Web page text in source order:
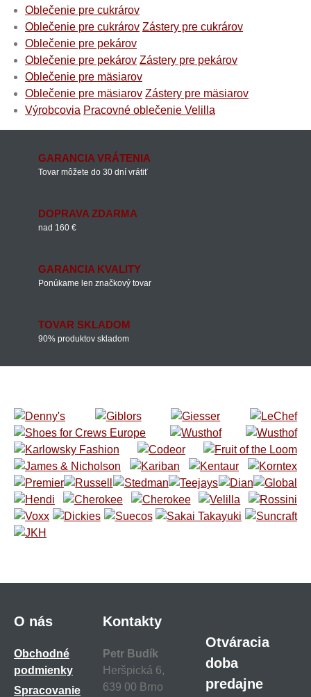
Oblečenie pre cukrárov
Oblečenie pre cukrárov Zástery pre cukrárov
Oblečenie pre pekárov
Oblečenie pre pekárov Zástery pre pekárov
Oblečenie pre mäsiarov
Oblečenie pre mäsiarov Zástery pre mäsiarov
Výrobcovia Pracovné oblečenie Velilla
GARANCIA VRÁTENIA
Tovar môžete do 30 dní vrátiť
DOPRAVA ZDARMA
nad 160 €
GARANCIA KVALITY
Ponúkame len značkový tovar
TOVAR SKLADOM
90% produktov skladom
O nás
Obchodné
podmienky
Spracovanie
Kontakty
Petr Budík
Heršpická 6,
639 00 Brno
Otváracia
doba
predajne